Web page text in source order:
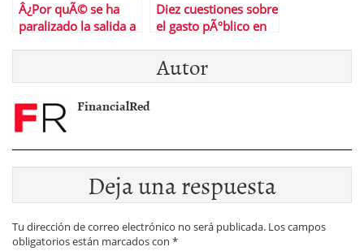
Â¿Por quÃ© se ha
paralizado la salida a
Diez cuestiones sobre
el gasto pÃºblico en
Autor
FinancialRed
Deja una respuesta
Tu dirección de correo electrónico no será publicada. Los campos
obligatorios están marcados con *